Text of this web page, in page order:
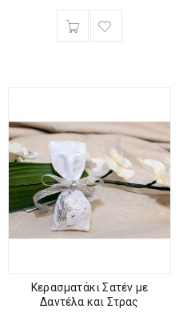
Κερασματάκι Σατέν με
Δαντέλα και Στρας